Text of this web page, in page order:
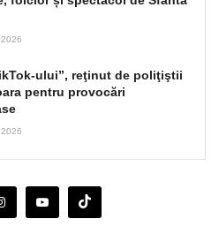
ului”, reţinut de poliţiştii
pentru provocări